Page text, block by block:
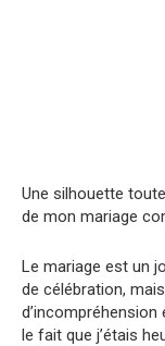
Une silhouette
de mon mariage
Le mariage est un
de célébration,
d’incompréhension
le fait que j’étais